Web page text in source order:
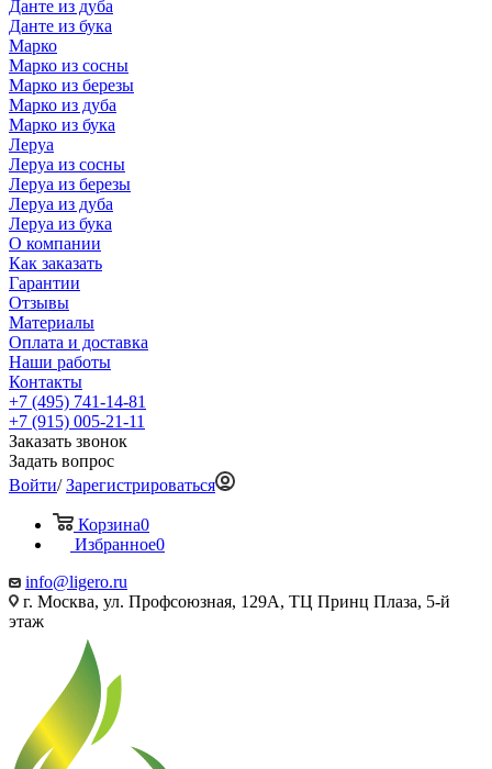
Данте из дуба
Данте из бука
Марко
Марко из сосны
Марко из березы
Марко из дуба
Марко из бука
Леруа
Леруа из сосны
Леруа из березы
Леруа из дуба
Леруа из бука
О компании
Как заказать
Гарантии
Отзывы
Материалы
Оплата и доставка
Наши работы
Контакты
+7 (495) 741-14-81
+7 (915) 005-21-11
Заказать звонок
Задать вопрос
Войти/Зарегистрироваться
Корзина0
Избранное0
info@ligero.ru
г. Москва, ул. Профсоюзная, 129А, ТЦ Принц Плаза, 5-й
этаж